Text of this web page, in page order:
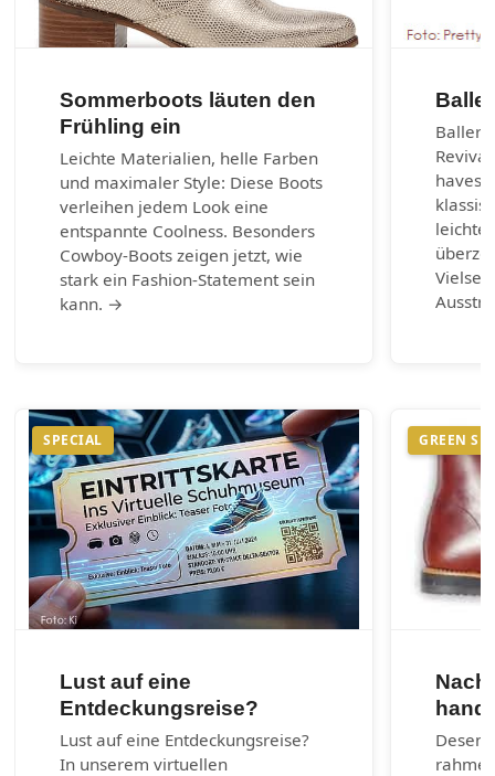
Sommerboots läuten den
Frühling ein
Leichte Materialien, helle Farben
und maximaler Style: Diese Boots
verleihen jedem Look eine
entspannte Coolness. Besonders
Cowboy-Boots zeigen jetzt, wie
stark ein Fashion-Statement sein
kann. →
haves
SPECIAL
Lust auf eine
Entdeckungsreise?
Lust auf eine Entdeckungsreise?
In unserem virtuellen
GREEN